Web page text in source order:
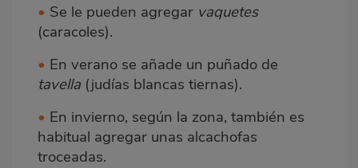
• Se le pueden agregar vaquetes
(caracoles).
• En verano se añade un puñado de
tavella (judías blancas tiernas).
• En invierno, según la zona, también es
habitual agregar unas alcachofas
troceadas.